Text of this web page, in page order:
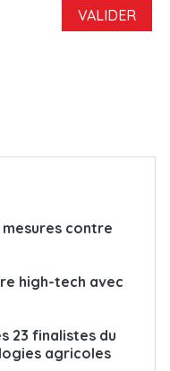
contre
high-tech avec
23 finalistes du
agricoles